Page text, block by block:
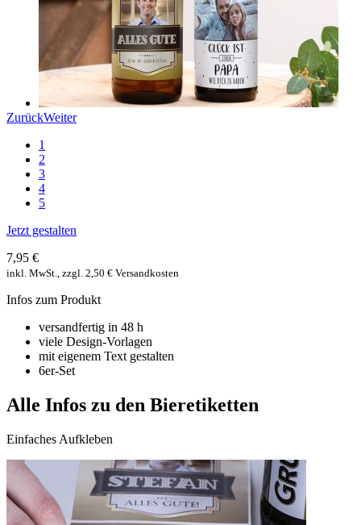
ZurückWeiter
1
2
3
4
5
Jetzt gestalten
7,95 €
inkl. MwSt., zzgl. 2,50 € Versandkosten
Infos zum Produkt
versandfertig in 48 h
viele Design-Vorlagen
mit eigenem Text gestalten
6er-Set
Alle Infos zu den Bieretiketten
Einfaches Aufkleben